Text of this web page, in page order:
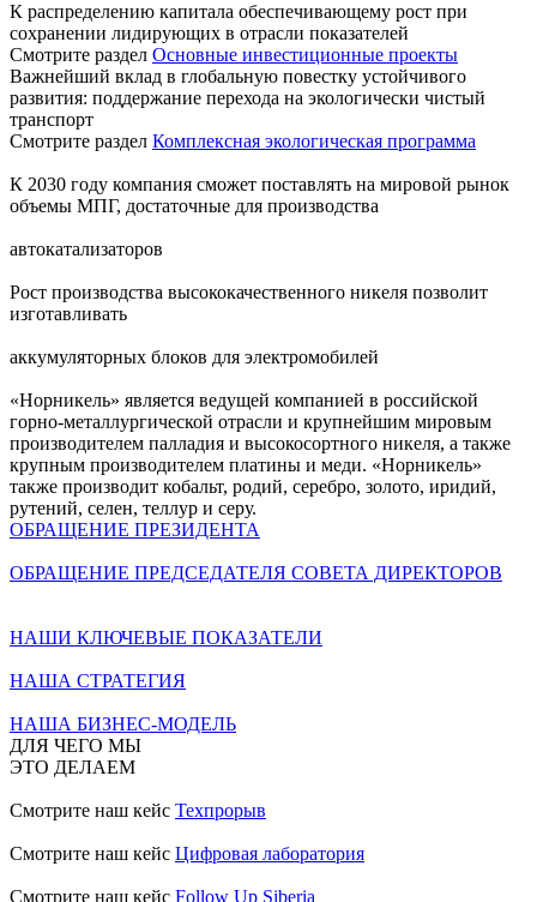
К распределению капитала обеспечивающему рост при
сохранении лидирующих в отрасли показателей
Смотрите раздел Основные инвестиционные проекты
Важнейший вклад в глобальную повестку устойчивого
развития: поддержание перехода на экологически чистый
транспорт
Смотрите раздел Комплексная экологическая программа
К 2030 году компания сможет поставлять на мировой рынок
объемы МПГ, достаточные для производства
автокатализаторов
Рост производства высококачественного никеля позволит
изготавливать
аккумуляторных блоков для электромобилей
«Норникель» является ведущей компанией в российской
горно-металлургической отрасли и крупнейшим мировым
производителем палладия и высокосортного никеля, а также
крупным производителем платины и меди. «Норникель»
также производит кобальт, родий, серебро, золото, иридий,
рутений, селен, теллур и серу.
ОБРАЩЕНИЕ ПРЕЗИДЕНТА
ОБРАЩЕНИЕ ПРЕДСЕДАТЕЛЯ СОВЕТА ДИРЕКТОРОВ
НАШИ КЛЮЧЕВЫЕ ПОКАЗАТЕЛИ
НАША СТРАТЕГИЯ
НАША БИЗНЕС-МОДЕЛЬ
ДЛЯ ЧЕГО МЫ
ЭТО ДЕЛАЕМ
Смотрите наш кейс Техпрорыв
Смотрите наш кейс Цифровая лаборатория
Смотрите наш кейс Follow Up Siberia